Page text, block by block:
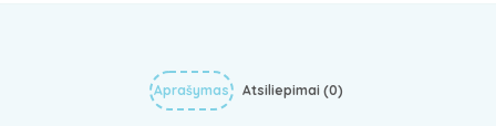
Aprašymas Atsiliepimai (0)